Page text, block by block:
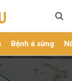
Bệnh á sừng